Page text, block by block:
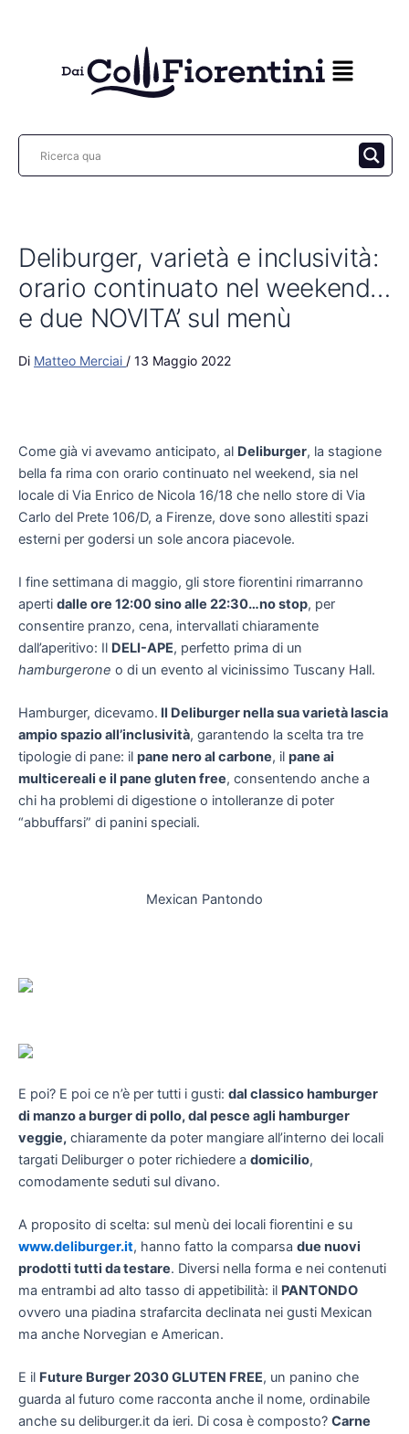
Deliburger, varietà e inclusività:
orario continuato nel weekend…
e due NOVITA’ sul menù
Di Matteo Merciai / 13 Maggio 2022
Come già vi avevamo anticipato, al Deliburger, la stagione
bella fa rima con orario continuato nel weekend, sia nel
locale di Via Enrico de Nicola 16/18 che nello store di Via
Carlo del Prete 106/D, a Firenze, dove sono allestiti spazi
esterni per godersi un sole ancora piacevole.
I fine settimana di maggio, gli store fiorentini rimarranno
aperti dalle ore 12:00 sino alle 22:30…no stop, per
consentire pranzo, cena, intervallati chiaramente
dall’aperitivo: Il DELI-APE, perfetto prima di un
hamburgerone o di un evento al vicinissimo Tuscany Hall.
Hamburger, dicevamo. Il Deliburger nella sua varietà lascia
ampio spazio all’inclusività, garantendo la scelta tra tre
tipologie di pane: il pane nero al carbone, il pane ai
multicereali e il pane gluten free, consentendo anche a
chi ha problemi di digestione o intolleranze di poter
“abbuffarsi” di panini speciali.
Mexican Pantondo
E poi? E poi ce n’è per tutti i gusti: dal classico hamburger
di manzo a burger di pollo, dal pesce agli hamburger
veggie, chiaramente da poter mangiare all’interno dei locali
targati Deliburger o poter richiedere a domicilio,
comodamente seduti sul divano.
A proposito di scelta: sul menù dei locali fiorentini e su
www.deliburger.it, hanno fatto la comparsa due nuovi
prodotti tutti da testare. Diversi nella forma e nei contenuti
ma entrambi ad alto tasso di appetibilità: il PANTONDO
ovvero una piadina strafarcita declinata nei gusti Mexican
ma anche Norvegian e American.
E il Future Burger 2030 GLUTEN FREE, un panino che
guarda al futuro come racconta anche il nome, ordinabile
anche su deliburger.it da ieri. Di cosa è composto? Carne